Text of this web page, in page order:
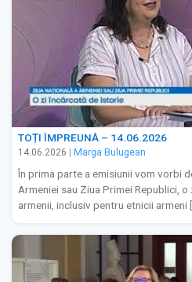
TOȚI ÎMPREUNĂ – 14.06.2026
14.06.2026 Marga Bulugean
În prima parte a emisiunii vom vorbi
Armeniei sau Ziua Primei Republici,
armenii, inclusiv pentru etnicii armeni